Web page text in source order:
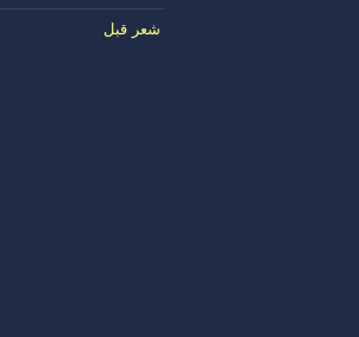
شعر قبل